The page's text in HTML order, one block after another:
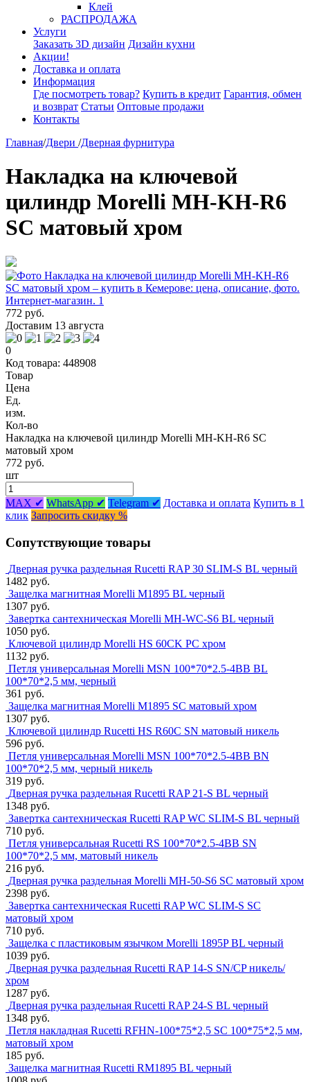
Клей
РАСПРОДАЖА
Услуги
Заказать 3D дизайн Дизайн кухни
Акции!
Доставка и оплата
Информация
Где посмотреть товар? Купить в кредит Гарантия, обмен
и возврат Статьи Оптовые продажи
Контакты
Главная/Двери /Дверная фурнитура
Накладка на ключевой
цилиндр Morelli MH-KH-R6
SC матовый хром
772 руб.
Доставим 13 августа
0
Код товара: 448908
Товар
Цена
Ед.
изм.
Кол-во
Накладка на ключевой цилиндр Morelli MH-KH-R6 SC
матовый хром
772 руб.
шт
MAX ✔ WhatsApp ✔ Telegram ✔ Доставка и оплата Купить в 1
клик Запросить скидку %
Сопутствующие товары
Дверная ручка раздельная Rucetti RAP 30 SLIM-S BL черный
1482 руб.
Защелка магнитная Morelli M1895 BL черный
1307 руб.
Завертка сантехническая Morelli MH-WC-S6 BL черный
1050 руб.
Ключевой цилиндр Morelli HS 60CK PC хром
1132 руб.
Петля универсальная Morelli MSN 100*70*2.5-4BB BL
100*70*2,5 мм, черный
361 руб.
Защелка магнитная Morelli M1895 SC матовый хром
1307 руб.
Ключевой цилиндр Rucetti HS R60C SN матовый никель
596 руб.
Петля универсальная Morelli MSN 100*70*2.5-4BB BN
100*70*2,5 мм, черный никель
319 руб.
Дверная ручка раздельная Rucetti RAP 21-S BL черный
1348 руб.
Завертка сантехническая Rucetti RAP WC SLIM-S BL черный
710 руб.
Петля универсальная Rucetti RS 100*70*2.5-4BB SN
100*70*2,5 мм, матовый никель
216 руб.
Дверная ручка раздельная Morelli MH-50-S6 SC матовый хром
2398 руб.
Завертка сантехническая Rucetti RAP WC SLIM-S SC
матовый хром
710 руб.
Защелка с пластиковым язычком Morelli 1895P BL черный
1039 руб.
Дверная ручка раздельная Rucetti RAP 14-S SN/CP никель/
хром
1287 руб.
Дверная ручка раздельная Rucetti RAP 24-S BL черный
1348 руб.
Петля накладная Rucetti RFHN-100*75*2,5 SC 100*75*2,5 мм,
матовый хром
185 руб.
Защелка магнитная Rucetti RM1895 BL черный